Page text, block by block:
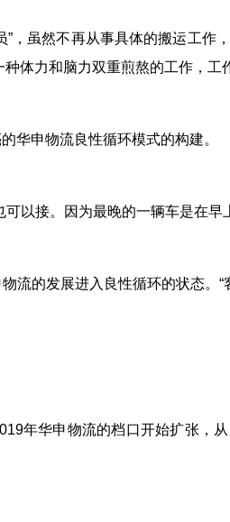
”，虽然不再从事具体的搬运工作
体力和脑力双重煎熬的工作，工
华申物流良性循环模式的构建。
以接。因为最晚的一辆车是在早
流的发展进入良性循环的状态。“
年华申物流的档口开始扩张，